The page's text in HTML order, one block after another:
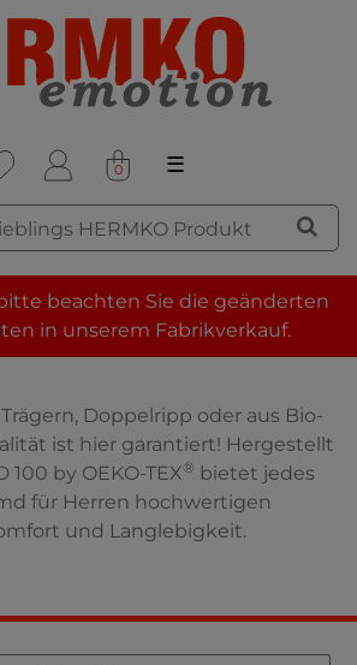
0 ☰
beachten Sie die geänderten
in unserem Fabrikverkauf.
HERMKO
FÜR
HERREN
Doppelripp oder aus Bio-
ist hier garantiert! Hergestellt
100 by OEKO-TEX® bietet jedes
für Herren hochwertigen
und Langlebigkeit.